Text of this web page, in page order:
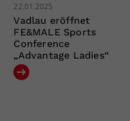
22.01.2025
Vadlau eröffnet
FE&MALE Sports
Conference
„Advantage Ladies“